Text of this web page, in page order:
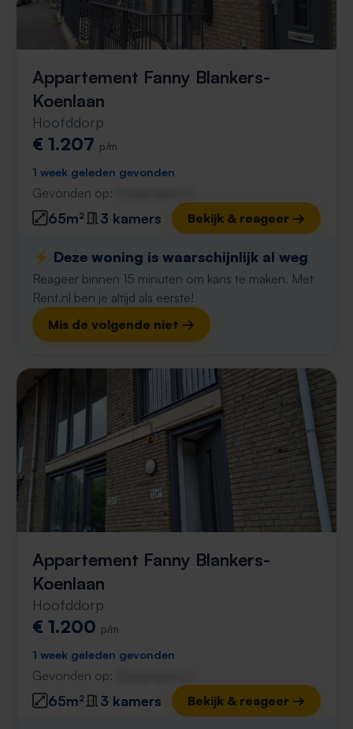
Appartement Fanny Blankers-
Koenlaan
Hoofddorp
€ 1.207 p/m
1 week geleden gevonden
Gevonden op:
65m² 3 kamers Bekijk & reageer →
⚡️ Deze woning is waarschijnlijk al weg
Reageer binnen 15 minuten om kans te maken. Met
Rent.nl ben je altijd als eerste!
Mis de volgende niet →
Appartement Fanny Blankers-
Koenlaan
Hoofddorp
€ 1.200 p/m
1 week geleden gevonden
Gevonden op:
65m² 3 kamers Bekijk & reageer →